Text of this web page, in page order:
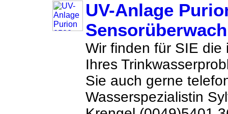
UV-Anlage
Wir finden für SIE die
Ihres
Sie auch gerne
Wasserspezialistin